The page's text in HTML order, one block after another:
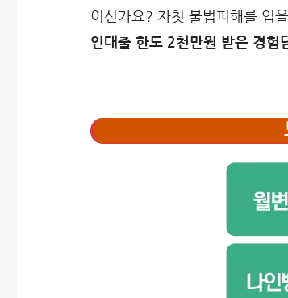
이신가요? 자칫 불법피해를 입
인대출 한도 2천만원 받은 경험